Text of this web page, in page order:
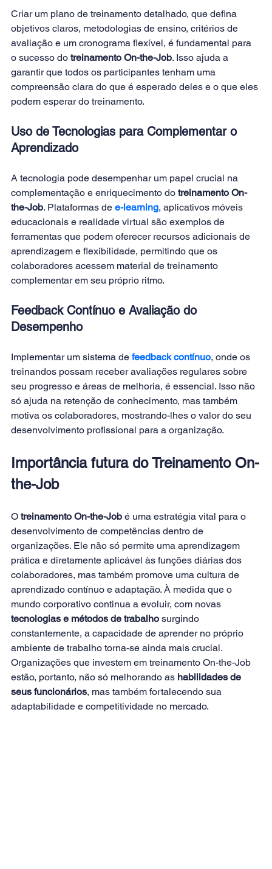
Criar um plano de treinamento detalhado, que defina
objetivos claros, metodologias de ensino, critérios de
avaliação e um cronograma flexível, é fundamental para
o sucesso do treinamento On-the-Job. Isso ajuda a
garantir que todos os participantes tenham uma
compreensão clara do que é esperado deles e o que eles
podem esperar do treinamento.
Uso de Tecnologias para Complementar o
Aprendizado
A tecnologia pode desempenhar um papel crucial na
complementação e enriquecimento do treinamento On-
the-Job. Plataformas de e-learning, aplicativos móveis
educacionais e realidade virtual são exemplos de
ferramentas que podem oferecer recursos adicionais de
aprendizagem e flexibilidade, permitindo que os
colaboradores acessem material de treinamento
complementar em seu próprio ritmo.
Feedback Contínuo e Avaliação do
Desempenho
Implementar um sistema de feedback contínuo, onde os
treinandos possam receber avaliações regulares sobre
seu progresso e áreas de melhoria, é essencial. Isso não
só ajuda na retenção de conhecimento, mas também
motiva os colaboradores, mostrando-lhes o valor do seu
desenvolvimento profissional para a organização.
Importância futura do Treinamento On-
the-Job
O treinamento On-the-Job é uma estratégia vital para o
desenvolvimento de competências dentro de
organizações. Ele não só permite uma aprendizagem
prática e diretamente aplicável às funções diárias dos
colaboradores, mas também promove uma cultura de
aprendizado contínuo e adaptação. À medida que o
mundo corporativo continua a evoluir, com novas
tecnologias e métodos de trabalho surgindo
constantemente, a capacidade de aprender no próprio
ambiente de trabalho torna-se ainda mais crucial.
Organizações que investem em treinamento On-the-Job
estão, portanto, não só melhorando as habilidades de
seus funcionários, mas também fortalecendo sua
adaptabilidade e competitividade no mercado.